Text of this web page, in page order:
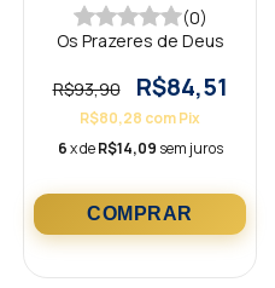
(0)
Os Prazeres de Deus
R$93,90 R$84,51
R$80,28 comPix
6x deR$14,09 sem juros